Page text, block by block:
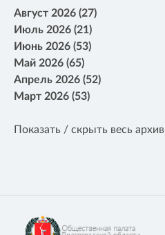
Август 2026 (27)
Июль 2026 (21)
Июнь 2026 (53)
Май 2026 (65)
Апрель 2026 (52)
Март 2026 (53)
Показать / скрыть весь архив